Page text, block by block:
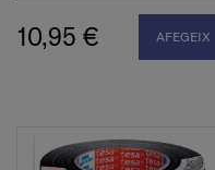
10,95 € AFEGEIX